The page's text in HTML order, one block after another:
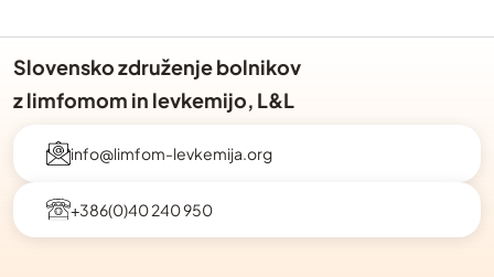
Slovensko združenje bolnikov
z limfomom in levkemijo, L&L
info@limfom-levkemija.org
+386(0)40 240 950